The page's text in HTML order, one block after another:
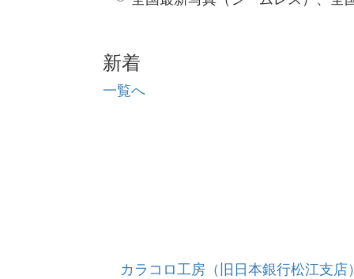
新着
一覧へ
カラコロ工房（旧日本銀行松江支店